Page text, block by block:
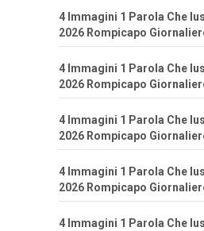
4 Immagini 1 Parola Che
2026 Rompicapo
4 Immagini 1 Parola Che
2026 Rompicapo
4 Immagini 1 Parola Che
2026 Rompicapo
4 Immagini 1 Parola Che
2026 Rompicapo
4 Immagini 1 Parola Che